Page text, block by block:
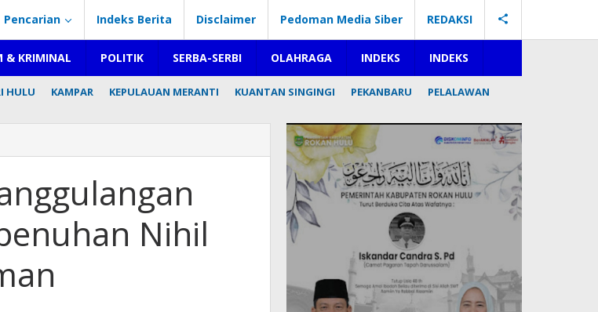
Pencarian Indeks Berita Disclaimer Pedoman Media Siber REDAKSI
& KRIMINAL POLITIK SERBA-SERBI OLAHRAGA INDEKS INDEKS
HULU KAMPAR KEPULAUAN MERANTI KUANTAN SINGINGI PEKANBARU
PELALAWAN
Nihil